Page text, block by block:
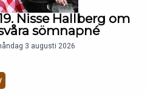
Nisse Hallberg om
sömnapné
3 augusti 2026